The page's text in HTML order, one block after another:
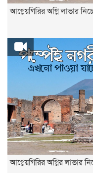
আগ্নেয়গিরির অগ্নি লাভার
আগ্নেয়গিরির অগ্নির লাভার